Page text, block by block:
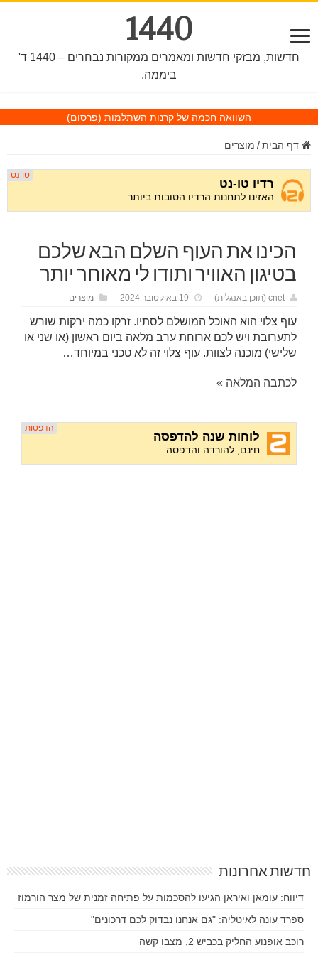
1440
חדשות, מבזקי חדשות ומאמרים ממקורות נבחרים – 1440 ד'
ביממה.
השוואה חכמה של קרנות השתלמות (פרסום)
דף הבית / מוצרים
הכינו את העוף השלם הבא שלכם
בטיגון האוויר ותודו לי מאוחר יותר
cnet (תוכן באנגלית) 19 באוקטובר 2024 מוצרים
עוף צלוי הוא האוכל המושלם לסתיו. זרקו כמה ירקות שורש
לתערובת ויש לכם ארוחת ערב מלאה ביום ראשון (או שני או
שלישי) מוכנה לצוות. עוף צלוי זה לא טכני במיוחד…
לכתבה המלאה »
חדשות אחרונות
דיווח: עומאן ואיראן הגיעו להסכמות על פתיחה זמנית של מצר הורמוז
ספרד עונה לאיטליה: "גם אנחנו נבדוק לכם דרכונים"
רוכב אופנוע החליק בכביש 2, מצבו קשה